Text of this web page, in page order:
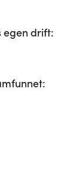
egen drift: